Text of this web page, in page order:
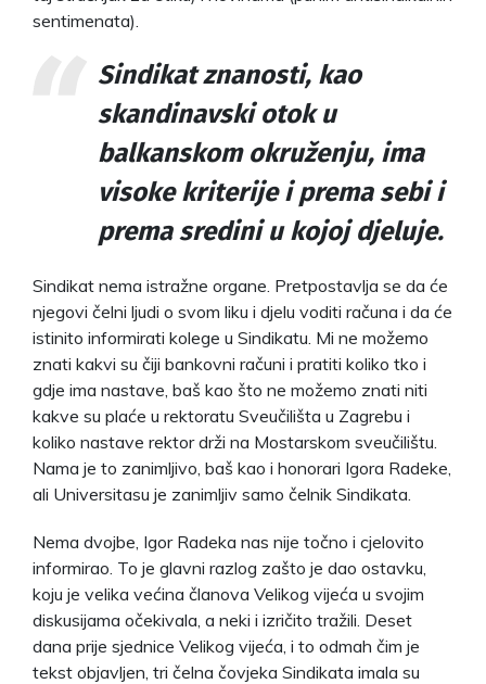
sentimenata).
Sindikat znanosti, kao
skandinavski otok u
balkanskom okruženju, ima
visoke kriterije i prema sebi i
prema sredini u kojoj djeluje.
Sindikat nema istražne organe. Pretpostavlja se da će
njegovi čelni ljudi o svom liku i djelu voditi računa i da će
istinito informirati kolege u Sindikatu. Mi ne možemo
znati kakvi su čiji bankovni računi i pratiti koliko tko i
gdje ima nastave, baš kao što ne možemo znati niti
kakve su plaće u rektoratu Sveučilišta u Zagrebu i
koliko nastave rektor drži na Mostarskom sveučilištu.
Nama je to zanimljivo, baš kao i honorari Igora Radeke,
ali Universitasu je zanimljiv samo čelnik Sindikata.
Nema dvojbe, Igor Radeka nas nije točno i cjelovito
informirao. To je glavni razlog zašto je dao ostavku,
koju je velika većina članova Velikog vijeća u svojim
diskusijama očekivala, a neki i izričito tražili. Deset
dana prije sjednice Velikog vijeća, i to odmah čim je
tekst objavljen, tri čelna čovjeka Sindikata imala su